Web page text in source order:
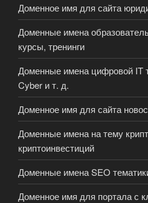
Доменное имя для сайта
Доменные имена
курсы, тренинги
Доменные имена цифровой IT
Cyber и т. д.
Доменное имя для сайта
Доменные имена на тему
криптоинвестиций
Доменные имена SEO
Доменное имя для портала с